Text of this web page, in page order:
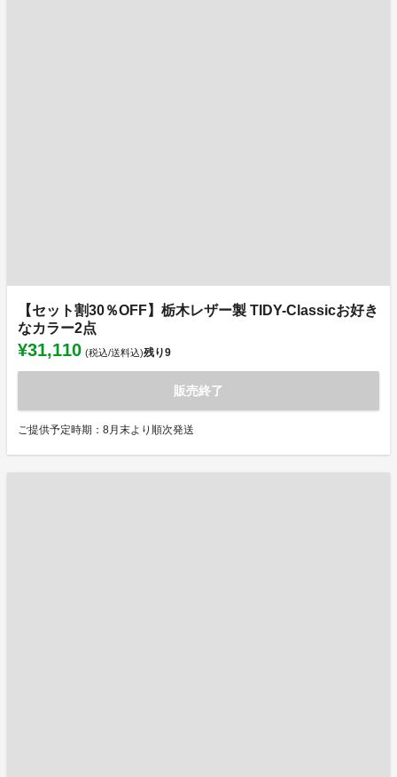
【セット割30％OFF】栃木レザー製 TIDY-Classicお好き
なカラー2点
¥31,110 (税込/送料込)残り9
販売終了
ご提供予定時期：8月末より順次発送